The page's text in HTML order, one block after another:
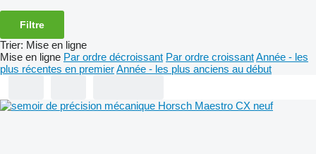
Filtre
Trier: Mise en ligne
Mise en ligne Par ordre décroissant Par ordre croissantAnnée - les
plus récentes en premierAnnée - les plus anciens au début